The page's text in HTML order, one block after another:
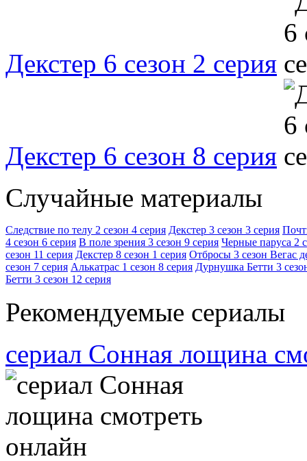
Декстер 6 сезон 2 серия
Декстер 6 сезон 8 серия
Случайные материалы
Следствие по телу 2 сезон 4 серия Декстер 3 сезон 3 серия
4 сезон 6 серия В поле зрения 3 сезон 9 серия Черные паруса 2
сезон 11 серия Декстер 8 сезон 1 серия Отбросы 3 сезон Вегас
сезон 7 серия Алькатрас 1 сезон 8 серия Дурнушка Бетти 3
Бетти 3 сезон 12 серия
Рекомендуемые сериалы
сериал Сонная лощина